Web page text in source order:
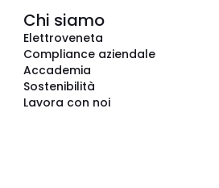
Chi siamo
Elettroveneta
Compliance aziendale
Accademia
Sostenibilità
Lavora con noi